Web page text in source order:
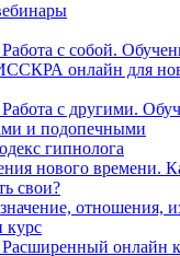
с собой.
онлайн для
с другими.
и подопечными
гипнолога
нового времени.
свои?
отношения,
курс
Расширенный онлайн